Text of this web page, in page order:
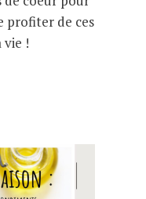
profiter de ces
vie !